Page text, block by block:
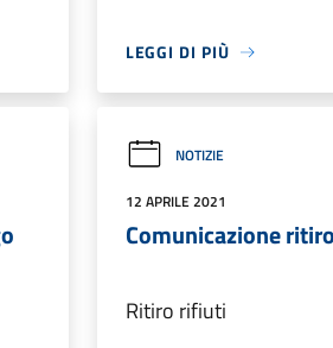
LEGGI DI PIÙ
NOTIZIE
12 APRILE 2021
Comunicazione
Ritiro rifiuti